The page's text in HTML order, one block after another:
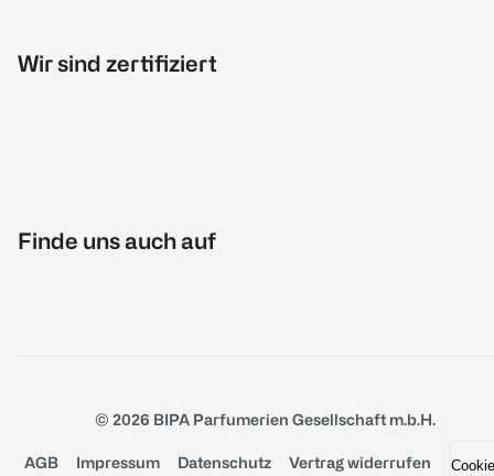
Wir sind zertifiziert
Finde uns auch auf
© 2026 BIPA Parfumerien Gesellschaft m.b.H.
AGB Impressum Datenschutz Vertrag widerrufen